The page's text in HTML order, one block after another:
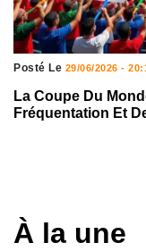
Posté Le 29/06/2026 -
La Coupe Du
Fréquentation Et
À la une